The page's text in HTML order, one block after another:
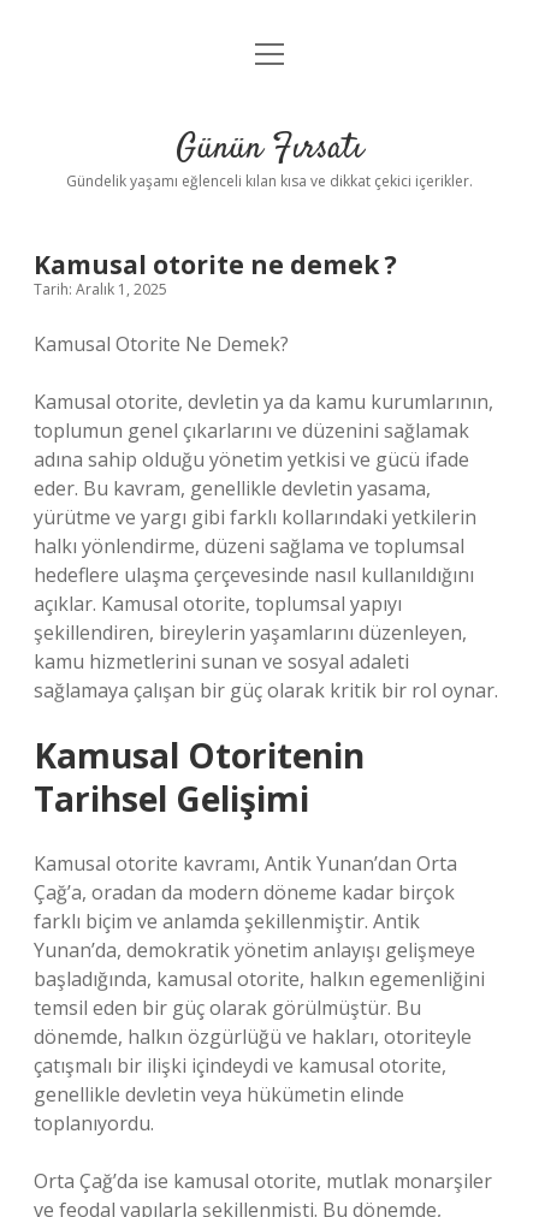
Anasayfa
Yasal Uyarı
menüyü
Günün Fırsatı
Gündelik yaşamı eğlenceli kılan kısa ve dikkat çekici içerikler.
Kamusal otorite ne demek ?
Tarih: Aralık 1, 2025
Kamusal Otorite Ne Demek?
Kamusal otorite, devletin ya da kamu kurumlarının,
toplumun genel çıkarlarını ve düzenini sağlamak
adına sahip olduğu yönetim yetkisi ve gücü ifade
eder. Bu kavram, genellikle devletin yasama,
yürütme ve yargı gibi farklı kollarındaki yetkilerin
halkı yönlendirme, düzeni sağlama ve toplumsal
hedeflere ulaşma çerçevesinde nasıl kullanıldığını
açıklar. Kamusal otorite, toplumsal yapıyı
şekillendiren, bireylerin yaşamlarını düzenleyen,
kamu hizmetlerini sunan ve sosyal adaleti
sağlamaya çalışan bir güç olarak kritik bir rol oynar.
Kamusal Otoritenin
Tarihsel Gelişimi
Kamusal otorite kavramı, Antik Yunan’dan Orta
Çağ’a, oradan da modern döneme kadar birçok
farklı biçim ve anlamda şekillenmiştir. Antik
Yunan’da, demokratik yönetim anlayışı gelişmeye
başladığında, kamusal otorite, halkın egemenliğini
temsil eden bir güç olarak görülmüştür. Bu
dönemde, halkın özgürlüğü ve hakları, otoriteyle
çatışmalı bir ilişki içindeydi ve kamusal otorite,
genellikle devletin veya hükümetin elinde
toplanıyordu.
Orta Çağ’da ise kamusal otorite, mutlak monarşiler
ve feodal yapılarla şekillenmişti. Bu dönemde,